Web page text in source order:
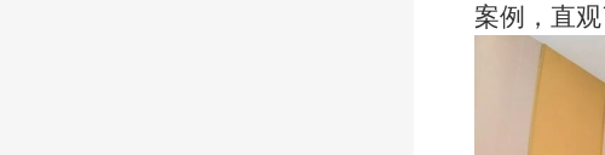
案例，直